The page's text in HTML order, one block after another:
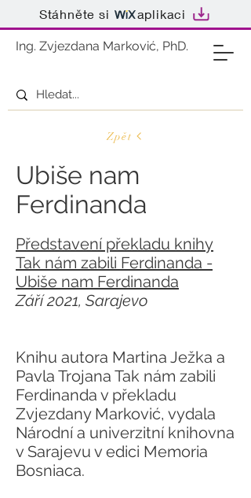
Stáhněte si aplikaci
Ing. Zvjezdana Marković, PhD.
Zpět
Ubiše nam
Ferdinanda
Představení překladu knihy​
Tak nám zabili Ferdinanda -
Ubiše nam Ferdinanda
Září 2021, Sarajevo
Knihu autora Martina Ježka a
Pavla Trojana Tak nám zabili
Ferdinanda v překladu
Zvjezdany Marković, vydala
Národní a univerzitní knihovna
v Sarajevu v edici Memoria
Bosniaca.